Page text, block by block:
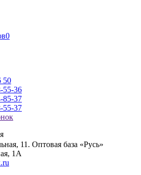
0
50
55-36
85-37
55-37
11. Оптовая база «Русь»
1А